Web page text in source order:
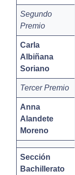
Segundo
Premio
Carla
Albiñana
Soriano
Tercer Premio
Anna
Alandete
Moreno
Sección
Bachillerato